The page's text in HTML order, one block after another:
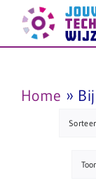
naar
Home »